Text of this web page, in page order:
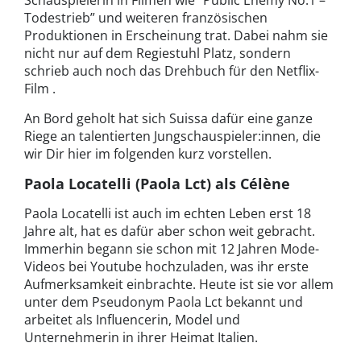
Todestrieb” und weiteren französischen
Produktionen in Erscheinung trat. Dabei nahm sie
nicht nur auf dem Regiestuhl Platz, sondern
schrieb auch noch das Drehbuch für den Netflix-
Film .
An Bord geholt hat sich Suissa dafür eine ganze
Riege an talentierten Jungschauspieler:innen, die
wir Dir hier im folgenden kurz vorstellen.
Paola Locatelli (Paola Lct) als Célène
Paola Locatelli ist auch im echten Leben erst 18
Jahre alt, hat es dafür aber schon weit gebracht.
Immerhin begann sie schon mit 12 Jahren Mode-
Videos bei Youtube hochzuladen, was ihr erste
Aufmerksamkeit einbrachte. Heute ist sie vor allem
unter dem Pseudonym Paola Lct bekannt und
arbeitet als Influencerin, Model und
Unternehmerin in ihrer Heimat Italien.